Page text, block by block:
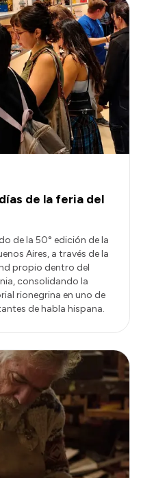
de la feria del
de la 50° edición de la
Aires, a través de la
propio dentro del
consolidando la
rionegrina en uno de
de habla hispana.